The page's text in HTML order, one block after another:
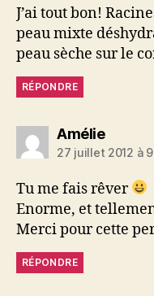
J’ai tout bon!
peau mixte
peau sèche sur le
RÉPONDRE
Améliedit :
27 juillet 2012 à
Tu me fais rêver
Enorme, et
Merci pour cette
RÉPONDRE